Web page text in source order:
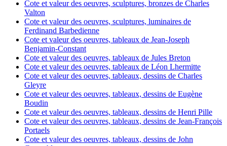
Cote et valeur des oeuvres, sculptures, bronzes de Charles
Valton
Cote et valeur des oeuvres, sculptures, luminaires de
Ferdinand Barbedienne
Cote et valeur des oeuvres, tableaux de Jean-Joseph
Benjamin-Constant
Cote et valeur des oeuvres, tableaux de Jules Breton
Cote et valeur des oeuvres, tableaux de Léon Lhermitte
Cote et valeur des oeuvres, tableaux, dessins de Charles
Gleyre
Cote et valeur des oeuvres, tableaux, dessins de Eugène
Boudin
Cote et valeur des oeuvres, tableaux, dessins de Henri Pille
Cote et valeur des oeuvres, tableaux, dessins de Jean-François
Portaels
Cote et valeur des oeuvres, tableaux, dessins de John